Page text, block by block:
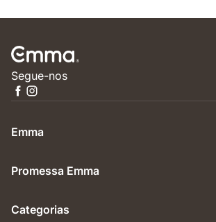
Segue-nos
Emma
Promessa Emma
Categorias